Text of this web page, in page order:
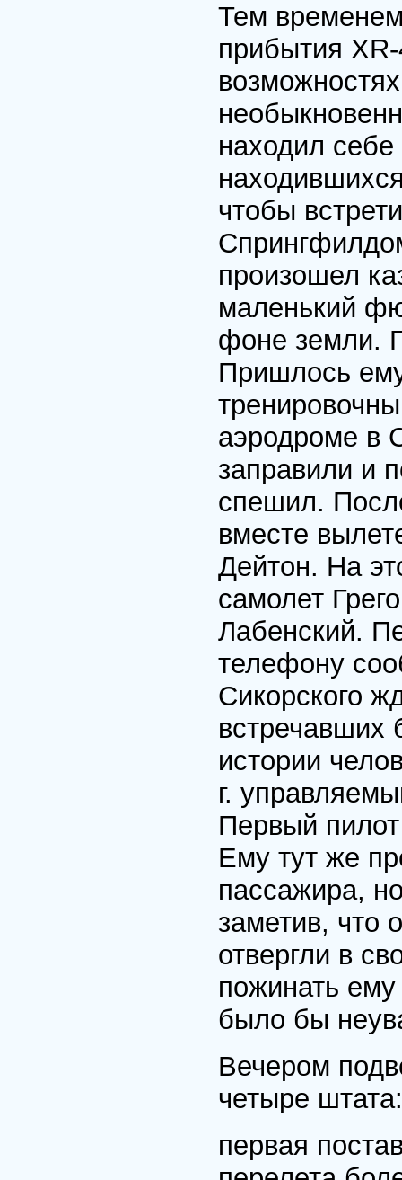
Тем
прибытия
находил
чтобы
произошел
маленький
фоне земли.
Пришлось
аэродроме в
заправили и
спешил.
вместе
Дейтон. На
самолет
Лабенский.
телефону
Сикорского
встречавших
истории
г.
Первый
Ему тут же
пассажира,
заметив, что
отвергли в
пожинать ему
было бы
Вечером
четыре штата:
первая